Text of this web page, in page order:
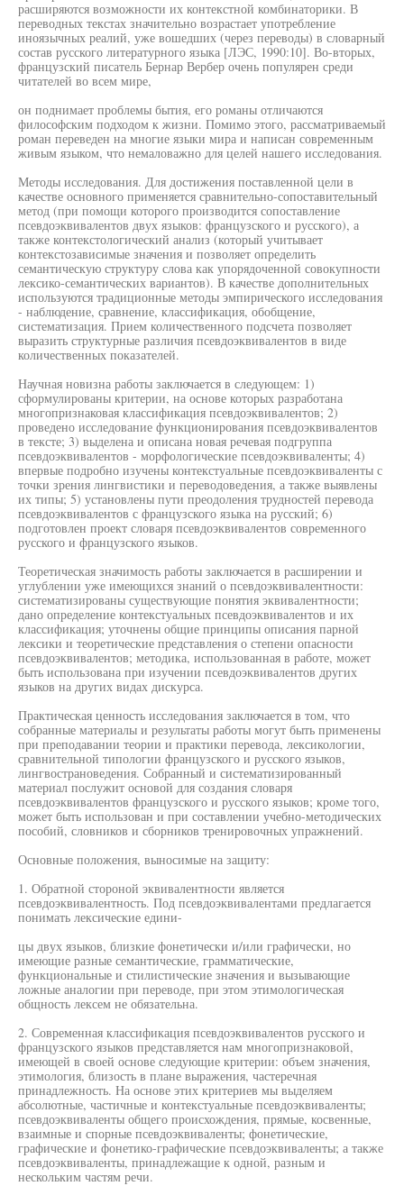
расширяются возможности их контекстной комбинаторики. В
переводных текстах значительно возрастает употребление
иноязычных реалий, уже вошедших (через переводы) в словарный
состав русского литературного языка [ЛЭС, 1990:10]. Во-вторых,
французский писатель Бернар Вербер очень популярен среди
читателей во всем мире,
он поднимает проблемы бытия, его романы отличаются
философским подходом к жизни. Помимо этого, рассматриваемый
роман переведен на многие языки мира и написан современным
живым языком, что немаловажно для целей нашего исследования.
Методы исследования. Для достижения поставленной цели в
качестве основного применяется сравнительно-сопоставительный
метод (при помощи которого производится сопоставление
псевдоэквивалентов двух языков: французского и русского), а
также контекстологический анализ (который учитывает
контекстозависимые значения и позволяет определить
семантическую структуру слова как упорядоченной совокупности
лексико-семантических вариантов). В качестве дополнительных
используются традиционные методы эмпирического исследования
- наблюдение, сравнение, классификация, обобщение,
систематизация. Прием количественного подсчета позволяет
выразить структурные различия псевдоэквивалентов в виде
количественных показателей.
Научная новизна работы заключается в следующем: 1)
сформулированы критерии, на основе которых разработана
многопризнаковая классификация псевдоэквивалентов; 2)
проведено исследование функционирования псевдоэквивалентов
в тексте; 3) выделена и описана новая речевая подгруппа
псевдоэквивалентов - морфологические псевдоэквиваленты; 4)
впервые подробно изучены контекстуальные псевдоэквиваленты с
точки зрения лингвистики и переводоведения, а также выявлены
их типы; 5) установлены пути преодоления трудностей перевода
псевдоэквивалентов с французского языка на русский; 6)
подготовлен проект словаря псевдоэквивалентов современного
русского и французского языков.
Теоретическая значимость работы заключается в расширении и
углублении уже имеющихся знаний о псевдоэквивалентности:
систематизированы существующие понятия эквивалентности;
дано определение контекстуальных псевдоэквивалентов и их
классификация; уточнены общие принципы описания парной
лексики и теоретические представления о степени опасности
псевдоэквивалентов; методика, использованная в работе, может
быть использована при изучении псевдоэквивалентов других
языков на других видах дискурса.
Практическая ценность исследования заключается в том, что
собранные материалы и результаты работы могут быть применены
при преподавании теории и практики перевода, лексикологии,
сравнительной типологии французского и русского языков,
лингвострановедения. Собранный и систематизированный
материал послужит основой для создания словаря
псевдоэквивалентов французского и русского языков; кроме того,
может быть использован и при составлении учебно-методических
пособий, словников и сборников тренировочных упражнений.
Основные положения, выносимые на защиту:
1. Обратной стороной эквивалентности является
псевдоэквивалентность. Под псевдоэквивалентами предлагается
понимать лексические едини-
цы двух языков, близкие фонетически и/или графически, но
имеющие разные семантические, грамматические,
функциональные и стилистические значения и вызывающие
ложные аналогии при переводе, при этом этимологическая
общность лексем не обязательна.
2. Современная классификация псевдоэквивалентов русского и
французского языков представляется нам многопризнаковой,
имеющей в своей основе следующие критерии: объем значения,
этимология, близость в плане выражения, частеречная
принадлежность. На основе этих критериев мы выделяем
абсолютные, частичные и контекстуальные псевдоэквиваленты;
псевдоэквиваленты общего происхождения, прямые, косвенные,
взаимные и спорные псевдоэквиваленты; фонетические,
графические и фонетико-графические псевдоэквиваленты; а также
псевдоэквиваленты, принадлежащие к одной, разным и
нескольким частям речи.